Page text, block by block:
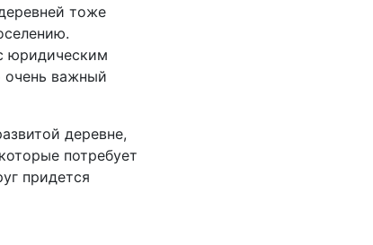
тоже
юридическим
очень важный
деревне,
потребует
придется